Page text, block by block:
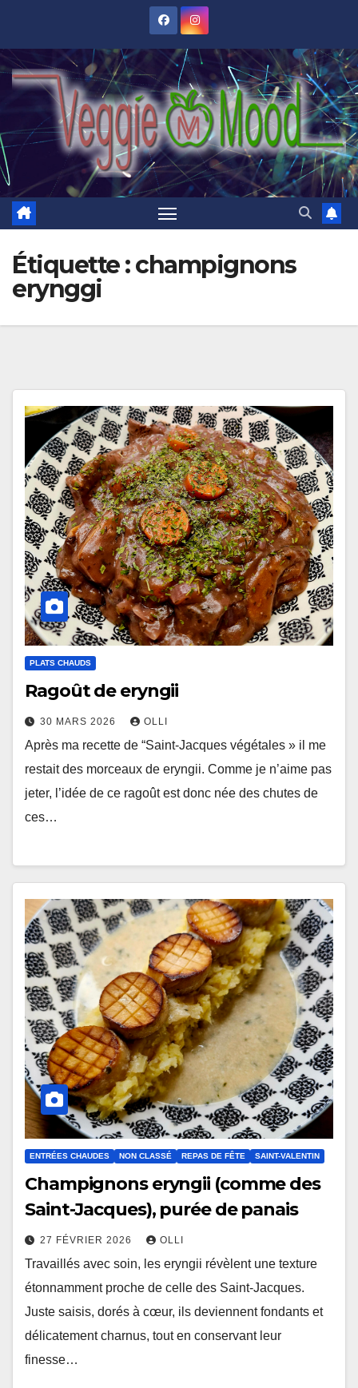
content
Étiquette :champignons
erynggi
PLATS CHAUDS
Ragoût de eryngii
30 MARS 2026 OLLI
Après ma recette de “Saint-Jacques végétales » il me
restait des morceaux de eryngii. Comme je n’aime pas
jeter, l’idée de ce ragoût est donc née des chutes de
ces…
ENTRÉES CHAUDES NON CLASSÉ REPAS DE FÊTE SAINT-VALENTIN
Champignons eryngii (comme des
Saint-Jacques), purée de panais
27 FÉVRIER 2026 OLLI
Travaillés avec soin, les eryngii révèlent une texture
étonnamment proche de celle des Saint-Jacques.
Juste saisis, dorés à cœur, ils deviennent fondants et
délicatement charnus, tout en conservant leur
finesse…